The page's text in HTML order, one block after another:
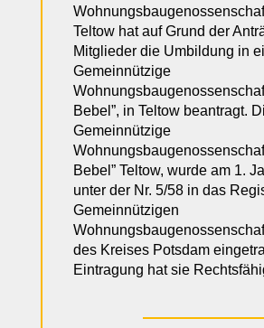
Teltow hat auf Grund der
Mitglieder die Umbildung in
Gemeinnützige
Bebel”, in Teltow beantragt.
Gemeinnützige
Bebel” Teltow, wurde am 1.
unter der Nr. 5/58 in das
Gemeinnützigen
des Kreises Potsdam
Eintragung hat sie